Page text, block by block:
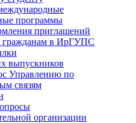
программы
приглашений
гражданам в ИрГУПС
выпускников
Управлению по
связям
организации